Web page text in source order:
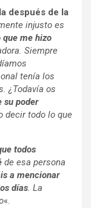
después de la
injusto es
que me hizo
Siempre
tenía los
¿Todavía os
su poder
decir todo lo que
todos
de esa persona
a mencionar
días. La
«.